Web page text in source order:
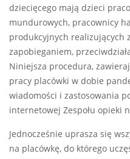
dziecięcego mają dzieci
mundurowych, pracownicy
produkcyjnych realizujących
zapobieganiem,
Niniejsza procedura,
pracy placówki w dobie
wiadomości i zastosowania
internetowej Zespołu opieki
Jednocześnie uprasza się
na placówkę, do którego